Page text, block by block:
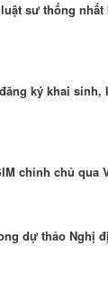
sư thống
ký khai sinh,
chính chủ qua
dự thảo Nghị